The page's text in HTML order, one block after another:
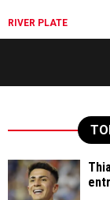
RIVER PLATE